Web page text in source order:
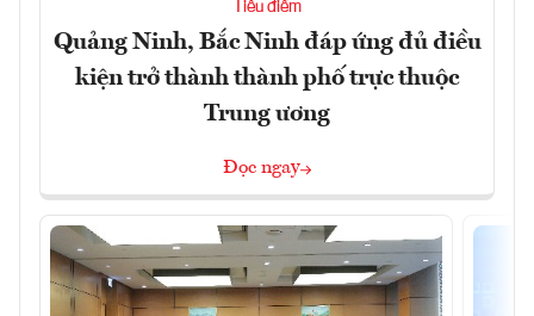
Tiêu điểm
Quảng Ninh, Bắc Ninh đáp ứng đủ điều
kiện trở thành thành phố trực thuộc
Trung ương
Đọc ngay